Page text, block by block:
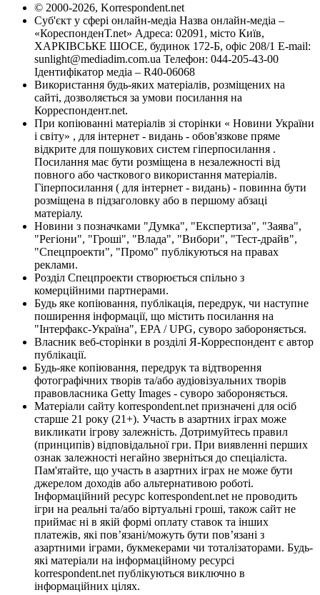
© 2000-2026, Korrespondent.net
Суб'єкт у сфері онлайн-медіа Назва онлайн-медіа –
«КореспонденТ.net» Адреса: 02091, місто Київ,
ХАРКІВСЬКЕ ШОСЕ, будинок 172-Б, офіс 208/1 E-mail:
sunlight@mediadim.com.ua Телефон: 044-205-43-00
Ідентифікатор медіа – R40-06068
Використання будь-яких матеріалів, розміщених на
сайті, дозволяється за умови посилання на
Корреспондент.net.
При копіюванні матеріалів зі сторінки « Новини України
і світу» , для інтернет - видань - обов'язкове пряме
відкрите для пошукових систем гіперпосилання .
Посилання має бути розміщена в незалежності від
повного або часткового використання матеріалів.
Гіперпосилання ( для інтернет - видань) - повинна бути
розміщена в підзаголовку або в першому абзаці
матеріалу.
Новини з позначками "Думка", "Експертиза", "Заява",
"Регіони", "Гроші", "Влада", "Вибори", "Тест-драйв",
"Спецпроекти", "Промо" публікуються на правах
реклами.
Розділ Спецпроекти створюється спільно з
комерційними партнерами.
Будь яке копіювання, публікація, передрук, чи наступне
поширення інформації, що містить посилання на
"Інтерфакс-Україна", EPA / UPG, суворо забороняється.
Власник веб-сторінки в розділі Я-Корреспондент є автор
публікації.
Будь-яке копіювання, передрук та відтворення
фотографічних творів та/або аудіовізуальних творів
правовласника Getty Images - суворо забороняється.
Матеріали сайту korrespondent.net призначені для осіб
старше 21 року (21+). Участь в азартних іграх може
викликати ігрову залежність. Дотримуйтесь правил
(принципів) відповідальної гри. При виявленні перших
ознак залежності негайно зверніться до спеціаліста.
Пам'ятайте, що участь в азартних іграх не може бути
джерелом доходів або альтернативою роботі.
Інформаційний ресурс korrespondent.net не проводить
ігри на реальні та/або віртуальні гроші, також сайт не
приймає ні в якій формі оплату ставок та інших
платежів, які пов’язані/можуть бути пов’язані з
азартними іграми, букмекерами чи тоталізаторами. Будь-
які матеріали на інформаційному ресурсі
korrespondent.net публікуються виключно в
інформаційних цілях.